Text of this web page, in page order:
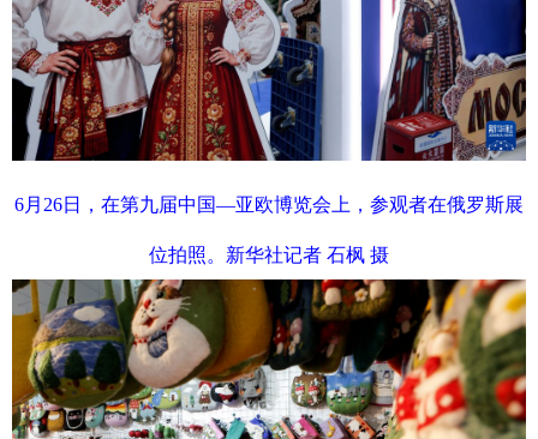
6月26日，在第九届中国—亚欧博览会上，参观者在俄罗斯展
位拍照。新华社记者 石枫 摄